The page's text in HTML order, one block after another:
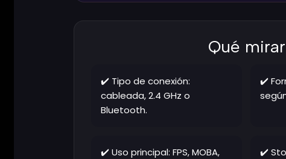
Qué
✔️ Tipo de conexión:
cableada, 2.4 GHz o
Bluetooth.
✔️
✔️ Uso principal: FPS, MOBA,
✔️